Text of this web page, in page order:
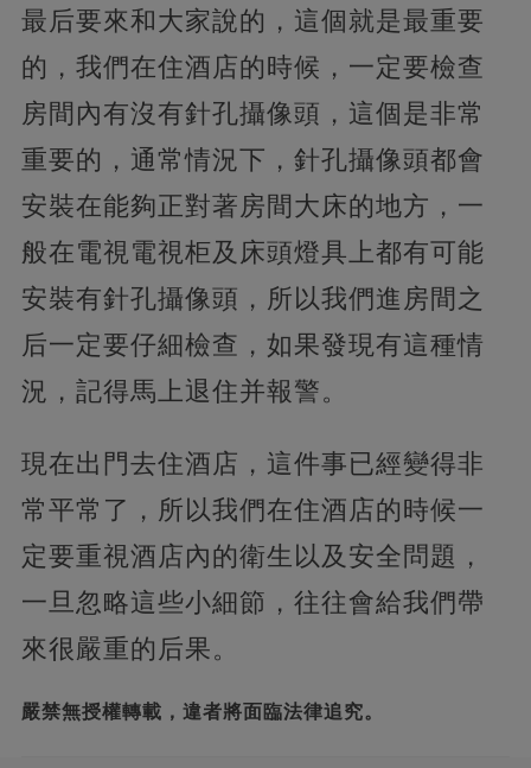
最后要來和大家說的，這個就是最重要
的，我們在住酒店的時候，一定要檢查
房間內有沒有針孔攝像頭，這個是非常
重要的，通常情況下，針孔攝像頭都會
安裝在能夠正對著房間大床的地方，一
般在電視電視柜及床頭燈具上都有可能
安裝有針孔攝像頭，所以我們進房間之
后一定要仔細檢查，如果發現有這種情
況，記得馬上退住并報警。
現在出門去住酒店，這件事已經變得非
常平常了，所以我們在住酒店的時候一
定要重視酒店內的衛生以及安全問題，
一旦忽略這些小細節，往往會給我們帶
來很嚴重的后果。
嚴禁無授權轉載，違者將面臨法律追究。